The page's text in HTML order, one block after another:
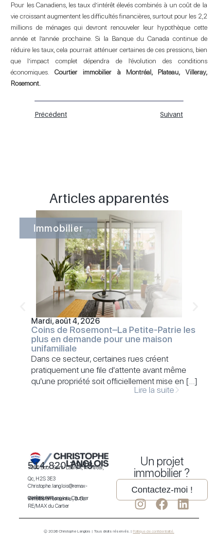
Pour les Canadiens, les taux d’intérêt élevés combinés à un coût de la
vie croissant augmentent les difficultés financières, surtout pour les 2,2
millions de ménages qui devront renouveler leur hypothèque cette
année et l’année prochaine. Si la Banque du Canada continue de
réduire les taux, cela pourrait atténuer certaines de ces pressions, bien
que l’impact complet dépendra de l’évolution des conditions
économiques. Courtier immobilier à Montréal, Plateau, Villeray,
Rosemont.
Précédent Suivant
Articles apparentés
Immobilier
Mardi, août 4, 2026
Coins de Rosemont–La Petite-Patrie les
plus en demande pour une maison
unifamiliale
Dans ce secteur, certaines rues créent
pratiquement une file d'attente avant même
qu'une propriété soit officiellement mise en […]
Lire la suite
© 2026 Christophe Langlois | Tous droits réservés. | Politique de confidentialité.
514-820-7343
7085 Boul. Saint-Laurent, Montréal,
Qc, H2S 3E3
Christophe.langlois@remax-
quebec.com
Christophe Langlois, Courtier immobilier résidentiel, B. Sc.
RE/MAX du Cartier
Un projet
immobilier ?
Contactez-moi !